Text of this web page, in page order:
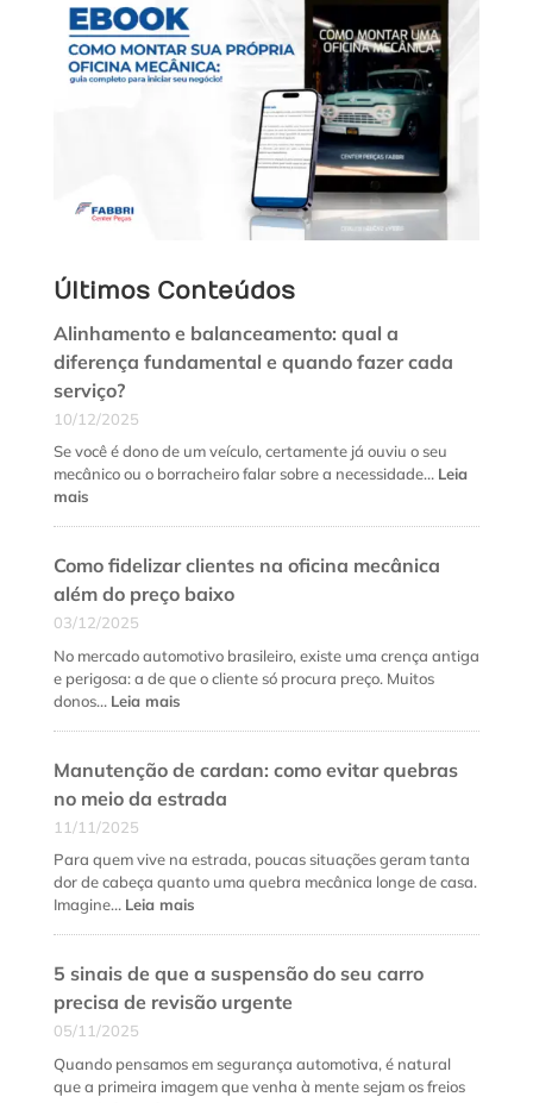
Últimos Conteúdos
Alinhamento e balanceamento: qual a
diferença fundamental e quando fazer cada
serviço?
10/12/2025
Se você é dono de um veículo, certamente já ouviu o seu
mecânico ou o borracheiro falar sobre a necessidade… Leia
mais:
balanceamento:
qual
diferença
fundamental
e
quando
serviço?
Como fidelizar clientes na oficina mecânica
além do preço baixo
03/12/2025
No mercado automotivo brasileiro, existe uma crença antiga
e perigosa: a de que o cliente só procura preço. Muitos
donos… Leia mais:
clientes
na
além
do
preço
Manutenção de cardan: como evitar quebras
no meio da estrada
11/11/2025
Para quem vive na estrada, poucas situações geram tanta
dor de cabeça quanto uma quebra mecânica longe de casa.
Imagine… Leia mais:
cardan:
como
no
meio
5 sinais de que a suspensão do seu carro
precisa de revisão urgente
05/11/2025
Quando pensamos em segurança automotiva, é natural
que a primeira imagem que venha à mente sejam os freios